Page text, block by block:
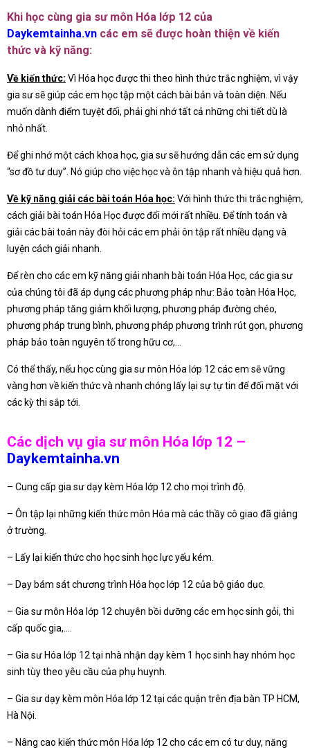
Khi học cùng gia sư môn Hóa lớp 12 của
Daykemtainha.vn các em sẽ được hoàn thiện về kiến
thức và kỹ năng:
Về kiến thức: Vì Hóa học được thi theo hình thức trắc nghiệm, vì vậy
gia sư sẽ giúp các em học tập một cách bài bản và toàn diện. Nếu
muốn dành điểm tuyệt đối, phải ghi nhớ tất cả những chi tiết dù là
nhỏ nhất.
Để ghi nhớ một cách khoa học, gia sư sẽ hướng dẫn các em sử dụng
“sơ đồ tư duy”. Nó giúp cho việc học và ôn tập nhanh và hiệu quả hơn.
Về kỹ năng giải các bài toán Hóa học: Với hình thức thi trắc nghiệm,
cách giải bài toán Hóa Học được đổi mới rất nhiều. Để tính toán và
giải các bài toán này đòi hỏi các em phải ôn tập rất nhiều dạng và
luyện cách giải nhanh.
Để rèn cho các em kỹ năng giải nhanh bài toán Hóa Học, các gia sư
của chúng tôi đã áp dụng các phương pháp như: Bảo toàn Hóa Học,
phương pháp tăng giảm khối lượng, phương pháp đường chéo,
phương pháp trung bình, phương pháp phương trình rút gọn, phương
pháp bảo toàn nguyên tố trong hữu cơ,…
Có thể thấy, nếu học cùng gia sư môn Hóa lớp 12 các em sẽ vững
vàng hơn về kiến thức và nhanh chóng lấy lại sự tự tin để đối mặt với
các kỳ thi sắp tới.
Các dịch vụ gia sư môn Hóa lớp 12 –
Daykemtainha.vn
– Cung cấp gia sư dạy kèm Hóa lớp 12 cho mọi trình độ.
– Ôn tập lại những kiến thức môn Hóa mà các thầy cô giao đã giảng
ở trường.
– Lấy lại kiến thức cho học sinh học lực yếu kém.
– Dạy bám sát chương trình Hóa học lớp 12 của bộ giáo dục.
– Gia sư môn Hóa lớp 12 chuyên bồi dưỡng các em học sinh gỏi, thi
cấp quốc gia,….
– Gia sư Hóa lớp 12 tại nhà nhận dạy kèm 1 học sinh hay nhóm học
sinh tùy theo yêu cầu của phụ huynh.
– Gia sư dạy kèm môn Hóa lớp 12 tại các quận trên địa bàn TP HCM,
Hà Nội.
– Nâng cao kiến thức môn Hóa lớp 12 cho các em có tư duy, năng